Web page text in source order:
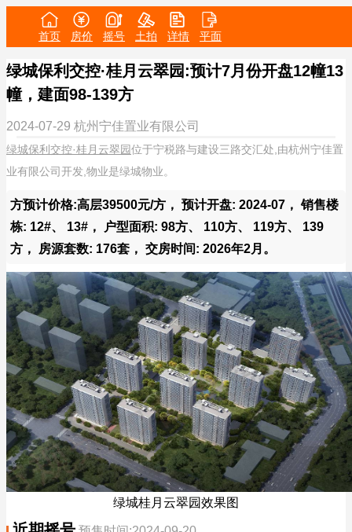
首页 房价 摇号 土拍 详情 平面
绿城保利交控·桂月云翠园:预计7月份开盘12幢13
幢，建面98-139方
2024-07-29 杭州宁佳置业有限公司
绿城保利交控·桂月云翠园位于宁税路与建设三路交汇处,由杭州宁佳置
业有限公司开发,物业是绿城物业。
方预计价格:高层39500元/方， 预计开盘: 2024-07， 销售楼
栋: 12#、 13#， 户型面积: 98方、 110方、 119方、 139
方， 房源套数: 176套， 交房时间: 2026年2月。
绿城桂月云翠园效果图